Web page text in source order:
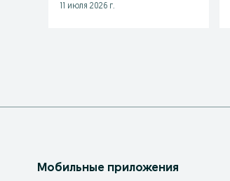
11 июля 2026 г.
Мобильные приложения